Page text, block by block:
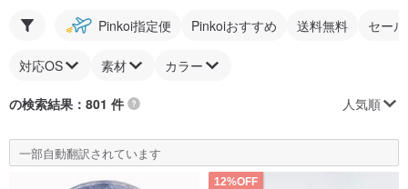
Pinkoi指定便 Pinkoiおすすめ 送料無料 セー
対応OS 素材 カラー
の検索結果：801 件 人気順
一部自動翻訳されています
12%OFF